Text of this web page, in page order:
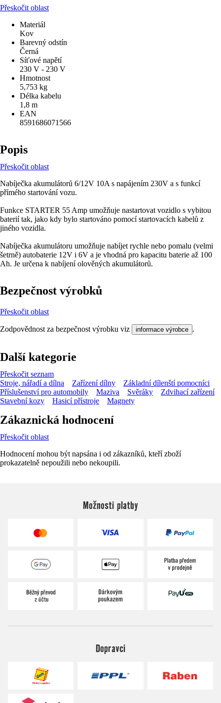
Přeskočit oblast
Materiál
Kov
Barevný odstín
Černá
Síťové napětí
230 V - 230 V
Hmotnost
5,753 kg
Délka kabelu
1,8 m
EAN
8591686071566
Popis
Přeskočit oblast
Nabíječka akumulátorů 6/12V 10A s napájením 230V a s funkcí
přímého startování vozu.
Funkce STARTER 55 Amp umožňuje nastartovat vozidlo s vybitou
baterií tak, jako kdy bylo startováno pomocí startovacích kabelů z
jiného vozidla.
Nabíječka akumulátoru umožňuje nabíjet rychle nebo pomalu (velmi
šetrně) autobaterie 12V i 6V a je vhodná pro kapacitu baterie až 100
Ah. Je určena k nabíjení olověných akumulátorů.
Bezpečnost výrobků
Přeskočit oblast
Zodpovědnost za bezpečnost výrobku viz informace výrobce .
Další kategorie
Přeskočit seznam
Stroje, nářadí a dílna
Zařízení dílny
Základní dílenští pomocníci
Příslušenství pro automobily
Maziva Svěráky
Zdvihací zařízení
Stavební kozy
Hasicí přístroje Magnety
Zákaznická hodnocení
Přeskočit oblast
Hodnocení mohou být napsána i od zákazníků, kteří zboží
prokazatelně nepoužili nebo nekoupili.
Možnosti platby
Dopravci